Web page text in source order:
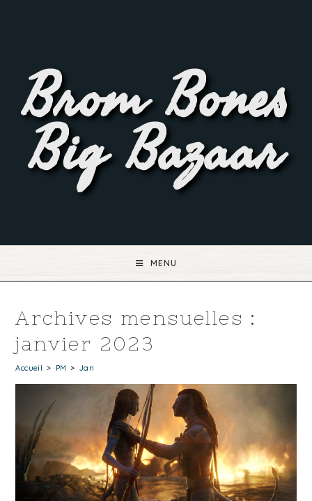
Brom Bones
Big Bazaar
MENU
Archives mensuelles :
janvier 2023
Accueil > PM > Jan